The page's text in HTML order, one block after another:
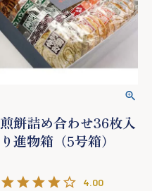
煎餅詰め合わせ36枚入
り進物箱（5号箱）
4.00